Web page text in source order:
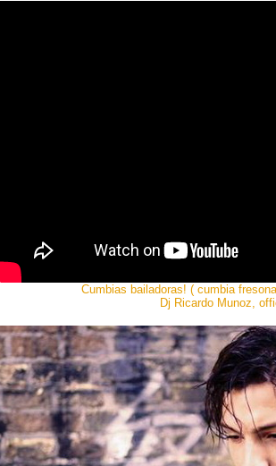
Cumbias bailadoras! ( cumbia
Dj Ricardo Munoz,